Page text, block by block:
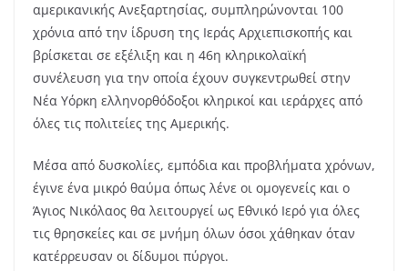
αμερικανικής Ανεξαρτησίας, συμπληρώνονται 100
χρόνια από την ίδρυση της Ιεράς Αρχιεπισκοπής και
βρίσκεται σε εξέλιξη και η 46η κληρικολαϊκή
συνέλευση για την οποία έχουν συγκεντρωθεί στην
Νέα Υόρκη ελληνορθόδοξοι κληρικοί και ιεράρχες από
όλες τις πολιτείες της Αμερικής.
Μέσα από δυσκολίες, εμπόδια και προβλήματα χρόνων,
έγινε ένα μικρό θαύμα όπως λένε οι ομογενείς και ο
Άγιος Νικόλαος θα λειτουργεί ως Εθνικό Ιερό για όλες
τις θρησκείες και σε μνήμη όλων όσοι χάθηκαν όταν
κατέρρευσαν οι δίδυμοι πύργοι.